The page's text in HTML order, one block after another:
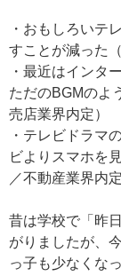
・おもしろいテ
すことが減った
・最近はインタ
ただのBGMのよ
売店業界内定）
・テレビドラマ
ビよりスマホを
／不動産業界内定
昔は学校で「昨
がりましたが、
っ子も少なくな